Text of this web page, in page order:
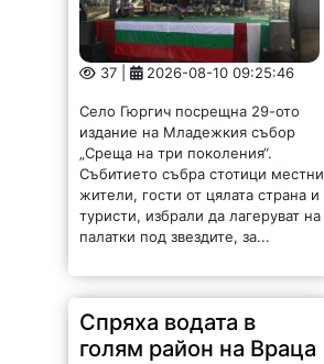
37 | 2026-08-10 09:25:46
Село Гюргич посрещна 29-ото
издание на Младежкия събор
„Среща на три поколения“.
Събитието събра стотици местни
жители, гости от цялата страна и
туристи, избрали да лагеруват на
палатки под звездите, за...
Спряха водата в
голям район на Враца